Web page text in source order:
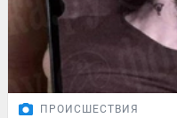
ПРОИСШЕСТВИЯ